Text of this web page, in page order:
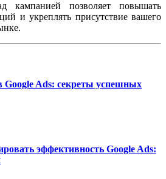
кампанией позволяет повышать
и укреплять присутствие вашего
Google Ads: секреты успешных
эффективность Google Ads: